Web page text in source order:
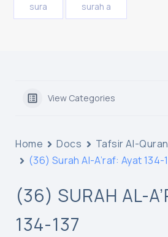
sura surah a
View Categories
Home Docs Tafsir Al-Quran
(36) Surah Al-A’raf: Ayat 134-
(36) SURAH AL-
134-137